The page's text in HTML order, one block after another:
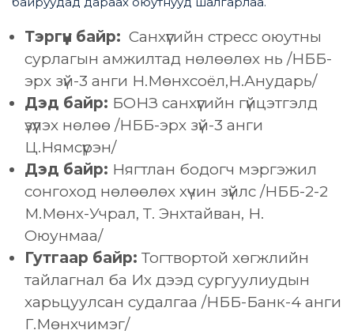
Тэргүүн байр: Санхүүгийн стресс оюутны
сурлагын амжилтад нөлөөлөх нь /НББ-
эрх зүй-3 анги Н.Мөнхсоёл,Н.Анударь/
Дэд байр: БОНЗ санхүүгийн гүйцэтгэлд
үзүүлэх нөлөө /НББ-эрх зүй-3 анги
Ц.Нямсүрэн/
Дэд байр: Нягтлан бодогч мэргэжил
сонгоход нөлөөлөх хүчин зүйлс /НББ-2-2
М.Мөнх-Учрал, Т. Энхтайван, Н.
Оюунмаа/
Гутгаар байр: Тогтвортой хөгжлийн
тайлагнал ба Их дээд сургуулиудын
харьцуулсан судалгаа /НББ-Банк-4 анги
Г.Мөнхчимэг/